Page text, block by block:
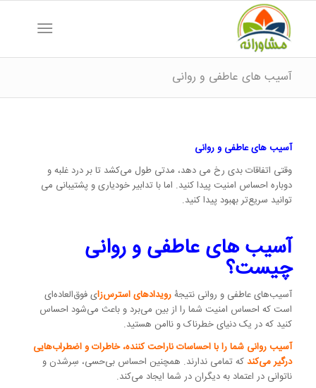
آسیب های عاطفی و روانی
آسیب های عاطفی و روانی
وقتی اتفاقات بدی رخ می دهد، مدتی طول می‌کشد تا بر درد غلبه و
دوباره احساس امنیت پیدا کنید. اما با تدابیر خودیاری و پشتیبانی می
توانید سریع‌تر بهبود پیدا ‌کنید.
آسیب های عاطفی و روانی
چیست؟
آسیب‌های عاطفی و روانی نتیجۀرویدادهای استرس‌زای فوق‌العاده‌ای
است که احساس امنیت شما را از بین می‌برد و باعث می‌شود احساس
کنید که در یک دنیای خطرناک و ناامن هستید.
آسیب روانی شما را با احساسات ناراحت کننده، خاطرات و اضطراب‌هایی
درگیر می‌کندکه تمامی ندارند. همچنین احساس بی‌حسی، سِرشدن و
ناتوانی در اعتماد به دیگران در شما ایجاد می‌کند.